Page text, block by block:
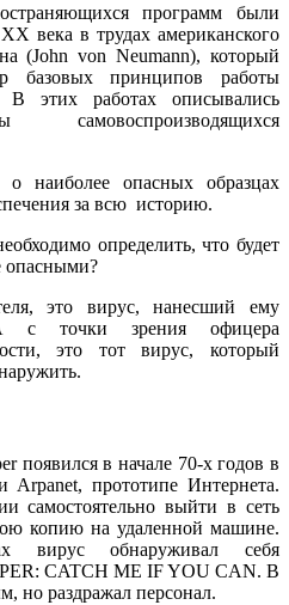
программ были
века в трудах американского
(John von Neumann), который
базовых принципов работы
В этих работах описывались
самовоспроизводящихся
о наиболее опасных образцах
за всю историю.
определить, что будет
опасными?
это вирус, нанесший ему
с точки зрения офицера
это тот вирус, который
появился в начале 70-х годов в
Arpanet, прототипе Интернета.
самостоятельно выйти в сеть
копию на удаленной машине.
вирус обнаруживал себя
CATCH ME IF YOU CAN. В
но раздражал персонал.